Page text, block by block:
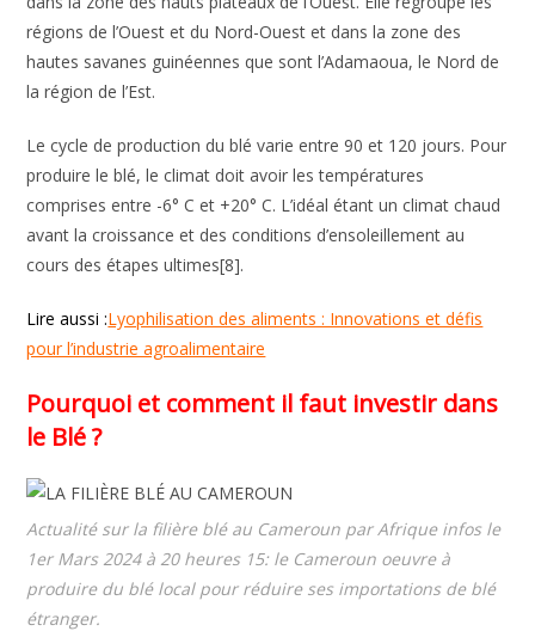
régions de l’Ouest et du Nord-Ouest et dans la zone des
hautes savanes guinéennes que sont l’Adamaoua, le Nord de
la région de l’Est.
Le cycle de production du blé varie entre 90 et 120 jours. Pour
produire le blé, le climat doit avoir les températures
comprises entre -6° C et +20° C. L’idéal étant un climat chaud
avant la croissance et des conditions d’ensoleillement au
cours des étapes ultimes[8].
Lire aussi :Lyophilisation des aliments : Innovations et défis
pour l’industrie agroalimentaire
Pourquoi et comment il faut investir dans
le Blé ?
Actualité sur la filière blé au Cameroun par Afrique infos le
1er Mars 2024 à 20 heures 15: le Cameroun oeuvre à
produire du blé local pour réduire ses importations de blé
étranger.